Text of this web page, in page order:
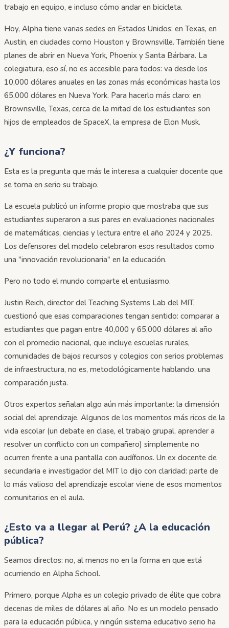
trabajo en equipo, e incluso cómo andar en bicicleta.
Hoy, Alpha tiene varias sedes en Estados Unidos: en Texas, en
Austin, en ciudades como Houston y Brownsville. También tiene
planes de abrir en Nueva York, Phoenix y Santa Bárbara. La
colegiatura, eso sí, no es accesible para todos: va desde los
10,000 dólares anuales en las zonas más económicas hasta los
65,000 dólares en Nueva York. Para hacerlo más claro: en
Brownsville, Texas, cerca de la mitad de los estudiantes son
hijos de empleados de SpaceX, la empresa de Elon Musk.
¿Y funciona?
Esta es la pregunta que más le interesa a cualquier docente que
se toma en serio su trabajo.
La escuela publicó un informe propio que mostraba que sus
estudiantes superaron a sus pares en evaluaciones nacionales
de matemáticas, ciencias y lectura entre el año 2024 y 2025.
Los defensores del modelo celebraron esos resultados como
una "innovación revolucionaria" en la educación.
Pero no todo el mundo comparte el entusiasmo.
Justin Reich, director del Teaching Systems Lab del MIT,
cuestionó que esas comparaciones tengan sentido: comparar a
estudiantes que pagan entre 40,000 y 65,000 dólares al año
con el promedio nacional, que incluye escuelas rurales,
comunidades de bajos recursos y colegios con serios problemas
de infraestructura, no es, metodológicamente hablando, una
comparación justa.
Otros expertos señalan algo aún más importante: la dimensión
social del aprendizaje. Algunos de los momentos más ricos de la
vida escolar (un debate en clase, el trabajo grupal, aprender a
resolver un conflicto con un compañero) simplemente no
ocurren frente a una pantalla con audífonos. Un ex docente de
secundaria e investigador del MIT lo dijo con claridad: parte de
lo más valioso del aprendizaje escolar viene de esos momentos
comunitarios en el aula.
¿Esto va a llegar al Perú? ¿A la educación
pública?
Seamos directos: no, al menos no en la forma en que está
ocurriendo en Alpha School.
Primero, porque Alpha es un colegio privado de élite que cobra
decenas de miles de dólares al año. No es un modelo pensado
para la educación pública, y ningún sistema educativo serio ha